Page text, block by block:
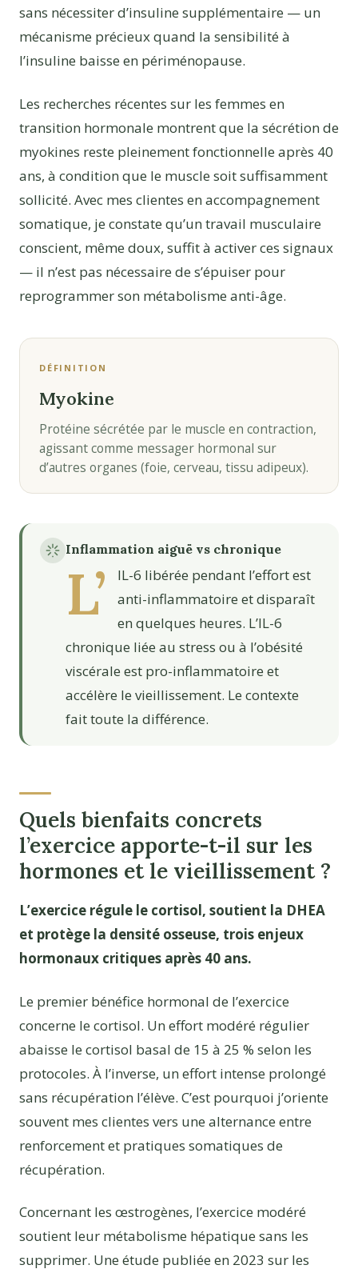
sans nécessiter d’insuline supplémentaire — un
mécanisme précieux quand la sensibilité à
l’insuline baisse en périménopause.
Les recherches récentes sur les femmes en
transition hormonale montrent que la sécrétion de
myokines reste pleinement fonctionnelle après 40
ans, à condition que le muscle soit suffisamment
sollicité. Avec mes clientes en accompagnement
somatique, je constate qu’un travail musculaire
conscient, même doux, suffit à activer ces signaux
— il n’est pas nécessaire de s’épuiser pour
reprogrammer son métabolisme anti-âge.
DÉFINITION
Myokine
Protéine sécrétée par le muscle en contraction,
agissant comme messager hormonal sur
d’autres organes (foie, cerveau, tissu adipeux).
Inflammation aiguë vs chronique
L’
IL-6 libérée pendant l’effort est
anti-inflammatoire et disparaît
en quelques heures. L’IL-6
chronique liée au stress ou à l’obésité
viscérale est pro-inflammatoire et
accélère le vieillissement. Le contexte
fait toute la différence.
Quels bienfaits concrets
l’exercice apporte-t-il sur les
hormones et le vieillissement ?
L’exercice régule le cortisol, soutient la DHEA
et protège la densité osseuse, trois enjeux
hormonaux critiques après 40 ans.
Le premier bénéfice hormonal de l’exercice
concerne le cortisol. Un effort modéré régulier
abaisse le cortisol basal de 15 à 25 % selon les
protocoles. À l’inverse, un effort intense prolongé
sans récupération l’élève. C’est pourquoi j’oriente
souvent mes clientes vers une alternance entre
renforcement et pratiques somatiques de
récupération.
Concernant les œstrogènes, l’exercice modéré
soutient leur métabolisme hépatique sans les
supprimer. Une étude publiée en 2023 sur les